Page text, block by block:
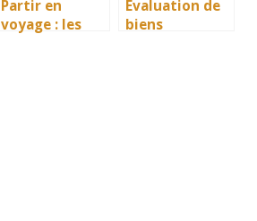
Partir en
voyage : les
Evaluation de
biens